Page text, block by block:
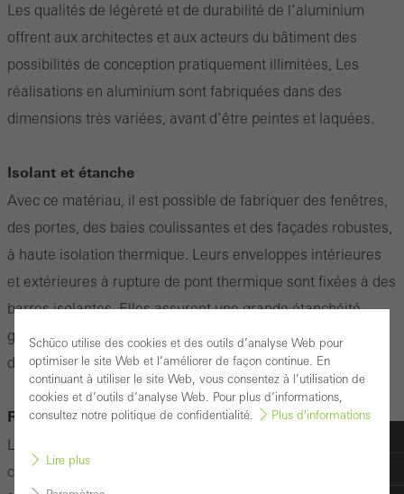
Les qualités de légèreté et de durabilité de l’aluminium
offrent aux architectes et aux acteurs du bâtiment des
possibilités de conception pratiquement illimitées, Les
réalisations en aluminium sont fabriquées dans des
dimensions très variées, avant d’être peintes et laquées.
Isolant et étanche
Avec ce matériau, il est possible de fabriquer des fenêtres,
des portes, des baies coulissantes et des façades robustes,
à haute isolation thermique. Leurs enveloppes intérieures
et extérieures à rupture de pont thermique sont fixées à des
barres isolantes. Elles assurent une grande étanchéité,
grâce aux cadres très stables, aux joints et aux matériaux
d'étanchéité de première qualité qui sont utilisés.
Réutilisable et recyclable à 100%
Les anciennes fenêtres et portes sont revalorisées dans un
circuit de recyclage. Les éléments sont triés, broyés puis
Schüco utilise des cookies et des outils d’analyse Web pour
optimiser le site Web et l’améliorer de façon continue. En
continuant à utiliser le site Web, vous consentez à l’utilisation de
cookies et d’outils d’analyse Web. Pour plus d’informations,
consultez notre politique de confidentialité.
Plus d'informations
Lire plus